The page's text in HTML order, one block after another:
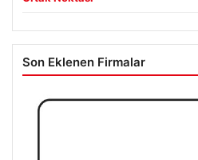
ödül
DAP Yapı’dan bir ilk! Emlak
kendi kendini ödeyen ev modeli
Güncel